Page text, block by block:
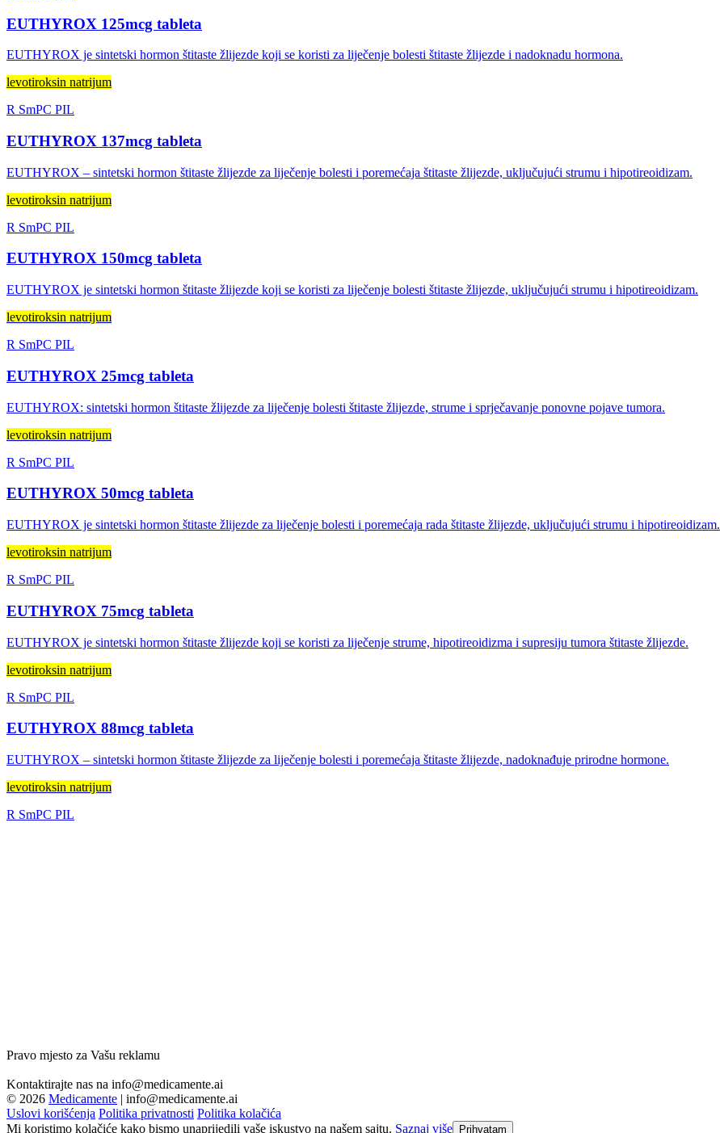
EUTHYROX 125mcg tableta
EUTHYROX je sintetski hormon štitaste žlijezde koji se koristi za liječenje bolesti štitaste žlijezde i nadoknadu hormona.
levotiroksin natrijum
R SmPC PIL
EUTHYROX 137mcg tableta
EUTHYROX – sintetski hormon štitaste žlijezde za liječenje bolesti i poremećaja štitaste žlijezde, uključujući strumu i hipotireoidizam.
levotiroksin natrijum
R SmPC PIL
EUTHYROX 150mcg tableta
EUTHYROX je sintetski hormon štitaste žlijezde koji se koristi za liječenje bolesti štitaste žlijezde, uključujući strumu i hipotireoidizam.
levotiroksin natrijum
R SmPC PIL
EUTHYROX 25mcg tableta
EUTHYROX: sintetski hormon štitaste žlijezde za liječenje bolesti štitaste žlijezde, strume i sprječavanje ponovne pojave tumora.
levotiroksin natrijum
R SmPC PIL
EUTHYROX 50mcg tableta
EUTHYROX je sintetski hormon štitaste žlijezde za liječenje bolesti i poremećaja rada štitaste žlijezde, uključujući strumu i hipotireoidizam.
levotiroksin natrijum
R SmPC PIL
EUTHYROX 75mcg tableta
EUTHYROX je sintetski hormon štitaste žlijezde koji se koristi za liječenje strume, hipotireoidizma i supresiju tumora štitaste žlijezde.
levotiroksin natrijum
R SmPC PIL
EUTHYROX 88mcg tableta
EUTHYROX – sintetski hormon štitaste žlijezde za liječenje bolesti i poremećaja štitaste žlijezde, nadoknađuje prirodne hormone.
levotiroksin natrijum
R SmPC PIL
Pravo mjesto za Vašu reklamu
Kontaktirajte nas na info@medicamente.ai
© 2026 Medicamente | info@medicamente.ai
Uslovi korišćenja Politika privatnosti Politika kolačića
Mi koristimo kolačiće kako bismo unaprijedili vaše iskustvo na našem sajtu. Saznaj više Prihvatam